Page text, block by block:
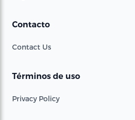
Contacto
Contact Us
Términos de uso
Privacy Policy